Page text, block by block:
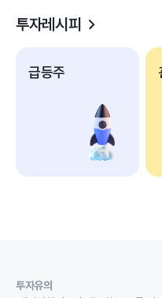
투자레시피
급등주
투자유의